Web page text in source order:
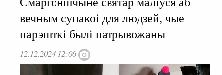
вечным супакоі для людзей, чые
парэшткі былі патрывожаны
12.12.2024 12:06